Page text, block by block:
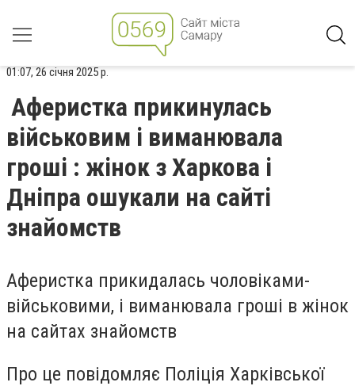
01:07, 26 січня 2025 р.
Аферистка прикинулась
військовим і виманювала
гроші : жінок з Харкова і
Дніпра ошукали на сайті
знайомств
Аферистка прикидалась чоловіками-
військовими, і виманювала гроші в жінок
на сайтах знайомств
Про це повідомляє Поліція Харківської